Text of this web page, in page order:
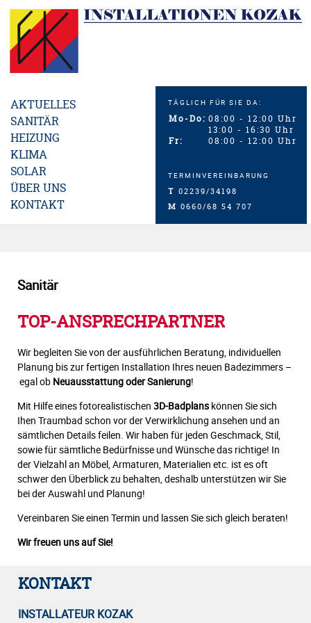
AKTUELLES
SANITÄR
HEIZUNG
KLIMA
SOLAR
ÜBER UNS
KONTAKT
TÄGLICH FÜR SIE DA:
Mo-Do: 08:00 - 12:00 Uhr
13:00 - 16:30 Uhr
Fr:
08:00 - 12:00 Uhr
TERMINVEREINBARUNG
T
02239/34198
M 0660/68 54 707
Sanitär
TOP-ANSPRECHPARTNER
Wir begleiten Sie von der ausführlichen Beratung, individuellen
Planung bis zur fertigen Installation Ihres neuen Badezimmers –
egal ob Neuausstattung oder Sanierung!
Mit Hilfe eines fotorealistischen 3D-Badplans können Sie sich
Ihen Traumbad schon vor der Verwirklichung ansehen und an
sämtlichen Details feilen. Wir haben für jeden Geschmack, Stil,
sowie für sämtliche Bedürfnisse und Wünsche das richtige! In
der Vielzahl an Möbel, Armaturen, Materialien etc. ist es oft
schwer den Überblick zu behalten, deshalb unterstützen wir Sie
bei der Auswahl und Planung!
Vereinbaren Sie einen Termin und lassen Sie sich gleich beraten!
Wir freuen uns auf Sie!
KONTAKT
INSTALLATEUR KOZAK